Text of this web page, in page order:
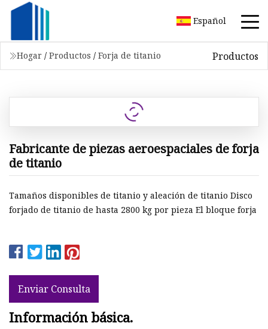
Español
Hogar / Productos / Forja de titanio Productos
Fabricante de piezas aeroespaciales de forja
de titanio
Tamaños disponibles de titanio y aleación de titanio Disco
forjado de titanio de hasta 2800 kg por pieza El bloque forja
Enviar Consulta
Información básica.